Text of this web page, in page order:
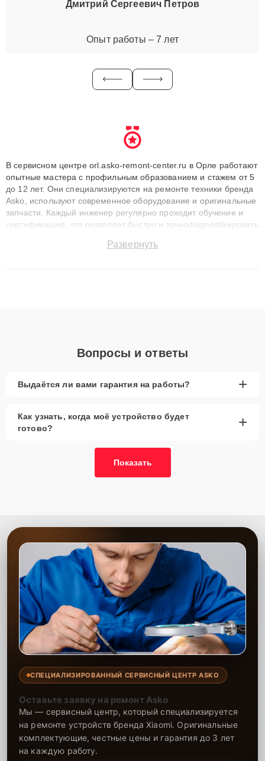
Дмитрий Сергеевич Петров
Опыт работы – 7 лет
В сервисном центре orl.asko-remont-center.ru в Орле работают
опытные мастера с профильным образованием и стажем от 5
до 12 лет. Они специализируются на ремонте техники бренда
Asko, используют современное оборудование и оригинальные
запчасти. Каждый инженер регулярно проходит обучение и
сертификацию, что позволяет быстро и точноdiagnostikировать
до 3 лет. Наши мастера решают сложные случаи: от замены
Развернуть
Вопросы и ответы
Выдаётся ли вами гарантия на работы? +
Как узнать, когда моё устройство будет
готово?
+
Показать
СПЕЦИАЛИЗИРОВАННЫЙ СЕРВИСНЫЙ ЦЕНТР ASKO
Оставьте заявку на ремонт Asko
Мы — сервисный центр, который специализируется
на ремонте устройств бренда Xiaomi. Оригинальные
комплектующие, честные цены и гарантия до 3 лет
на каждую работу.